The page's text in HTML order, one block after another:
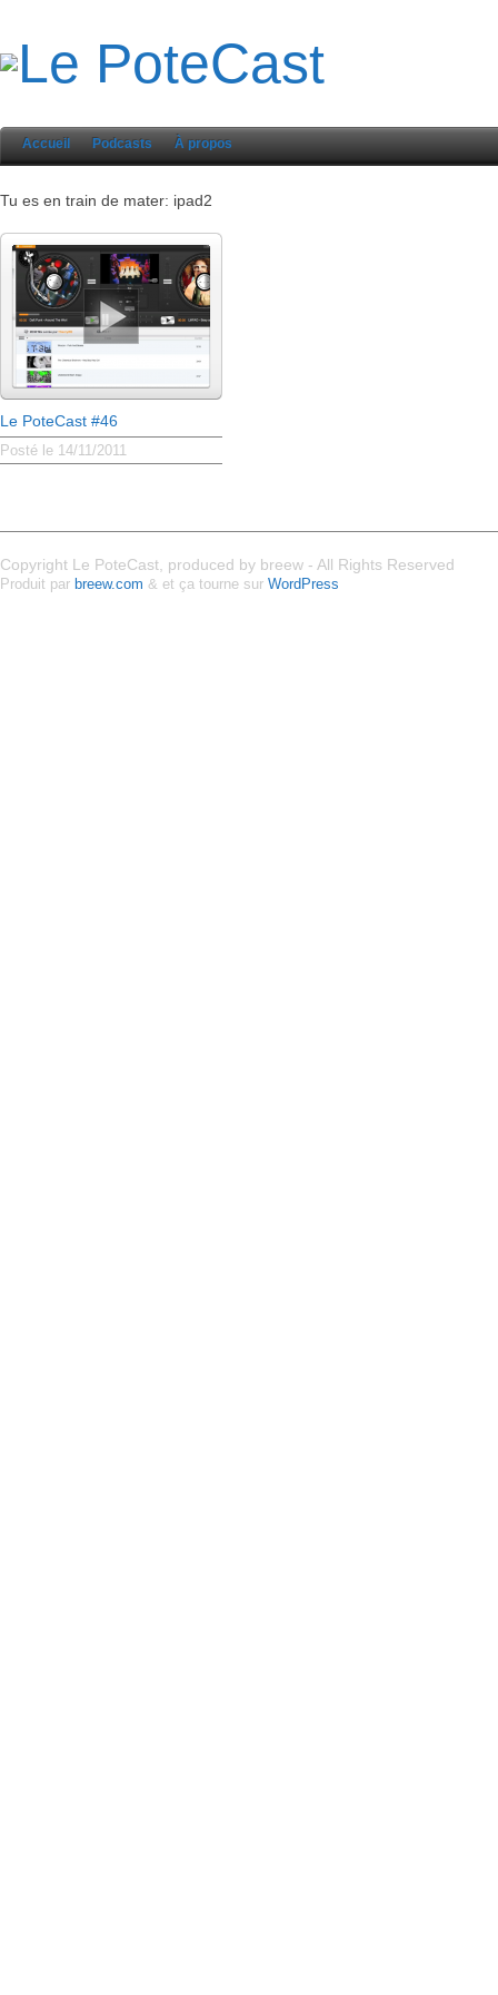
Accueil Podcasts À propos
Tu es en train de mater: ipad2
Le PoteCast #46
Posté le 14/11/2011
Copyright Le PoteCast, produced by breew - All Rights Reserved
Produit par breew.com & et ça tourne sur WordPress